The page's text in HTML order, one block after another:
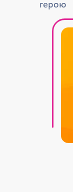
герою